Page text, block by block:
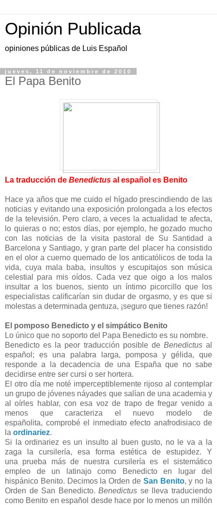
Opinión Publicada
opiniones públicas de Luis Español
jueves, 11 de noviembre de 2010
El Papa Benito
La traducción de Benedictus al español es Benito
Hace ya años que me cuido el hígado prescindiendo de las
noticias y evitando una exposición prolongada a los efectos
de la televisión. Pero claro, a veces la actualidad te afecta,
lo quieras o no; estos días, por ejemplo, he gozado mucho
con las noticias de la visita pastoral de Su Santidad a
Barcelona y Santiago, y gran parte del placer ha consistido
en el olor a cuerno quemado de los anticatólicos de toda la
vida, cuya mala baba, insultos y escupitajos son música
celestial para mis oídos. Cada vez que oigo a los malos
insultar a los buenos, siento un íntimo picorcillo que los
especialistas calificarían sin dudar de orgasmo, y es que si
molestas a determinada gentuza, ¡seguro que tienes razón!
El pomposo Benedicto y el simpático Benito
Lo único que no soporto del Papa Benedicto es su nombre.
Benedicto es la peor traducción posible de Benedictusal
español; es una palabra larga, pomposa y gélida, que
responde a la decadencia de una España que no sabe
decidirse entre ser cursi o ser hortera.
El otro día me noté imperceptiblemente rijoso al contemplar
un grupo de jóvenes náyades que salían de una academia y
al oírles hablar, con esa voz de trapo de fregar venido a
menos que caracteriza el nuevo modelo de
españolita, comprobé el inmediato efecto anafrodisiaco de
la ordinariez.
Si la ordinariez es un insulto al buen gusto, no le va a la
zaga la cursilería, esa forma estética de estupidez. Y
una prueba más de nuestra cursilería es el sistemático
empleo de un latinajo como Benedicto en lugar del
hispánico Benito. Decimos la Orden de San Benito, y no la
Orden de San Benedicto.Benedictus se lleva traduciendo
como Benito en español desde hace por lo menos un millón